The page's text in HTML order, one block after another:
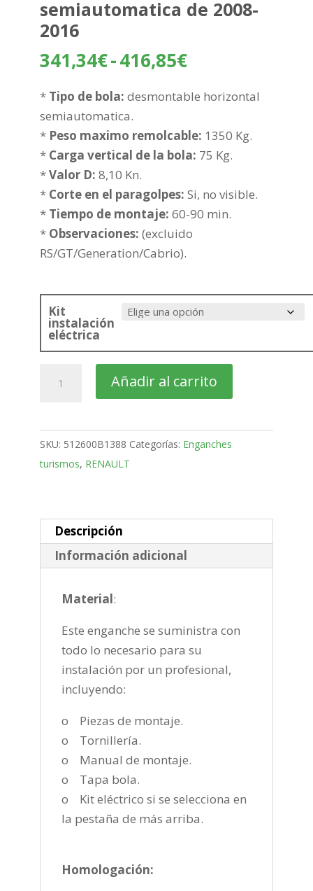
semiautomatica de 2008-
2016
341,34€-416,85€Rango
precios:
341,34€
hasta
* Tipo de bola: desmontable horizontal
semiautomatica.
* Peso maximo remolcable: 1350 Kg.
* Carga vertical de la bola: 75 Kg.
*Valor D: 8,10 Kn.
* Corte en el paragolpes: Si, no visible.
* Tiempo de montaje: 60-90 min.
* Observaciones: (excluido
RS/GT/Generation/Cabrio).
Kit
instalación
eléctrica
Megane
5
Puertas
Bola
semiautomatica
de
2008-
cantidad
Añadir al carrito
SKU: 512600B1388 Categorías: Enganches
turismos, RENAULT
Descripción
Información adicional
Material:
Este enganche se suministra con
todo lo necesario para su
instalación por un profesional,
incluyendo:
o Piezas de montaje.
o Tornillería.
o Manual de montaje.
o Tapa bola.
o Kit eléctrico si se selecciona en
la pestaña de más arriba.
Homologación: